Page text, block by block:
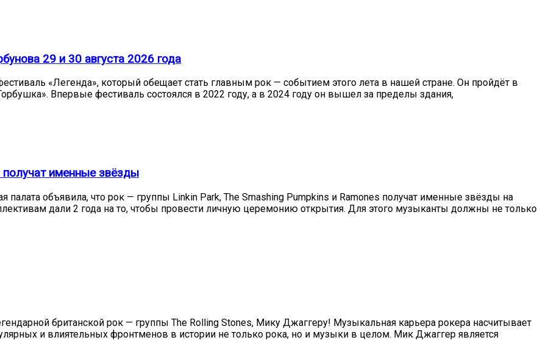
29 и 30 августа 2026 года
«Легенда», который обещает стать главным рок — событием этого лета в нашей стране. Он пройдёт в
Впервые фестиваль состоялся в 2022 году, а в 2024 году он вышел за пределы здания,
получат именные звёзды
палата объявила, что рок — группы Linkin Park, The Smashing Pumpkins и Ramones получат именные звёзды на
дали 2 года на то, чтобы провести личную церемонию открытия. Для этого музыканты должны не только
британской рок — группы The Rolling Stones, Мику Джаггеру! Музыкальная карьера рокера насчитывает
и влиятельных фронтменов в истории не только рока, но и музыки в целом. Мик Джаггер является